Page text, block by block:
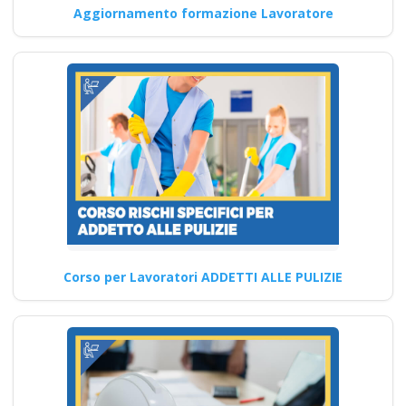
migliorare
corsi di formazione
sulla sicurezza del
lavoro del nuovo
accordo stato
regioni? Nuovo
accordo stato
regioni 2025 corso
formatori
integrazione parte
base generale Corsi
per Datori di Lavoro
con compiti di RSPP
Aggiornamento formazione Lavoratore
Corso per Lavoratori ADDETTI ALLE PULIZIE